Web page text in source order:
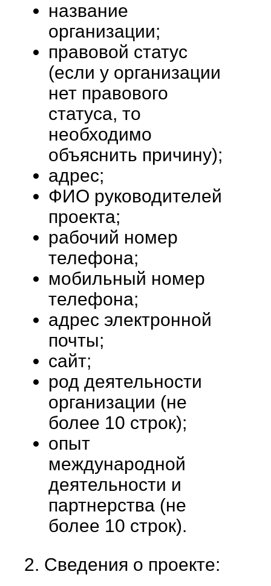
название
организации;
правовой статус
(если у организации
нет правового
статуса, то
необходимо
объяснить причину);
адрес;
ФИО руководителей
проекта;
рабочий номер
телефона;
мобильный номер
телефона;
адрес электронной
почты;
сайт;
род деятельности
организации (не
более 10 строк);
опыт
международной
деятельности и
партнерства (не
более 10 строк).
2. Сведения о проекте: